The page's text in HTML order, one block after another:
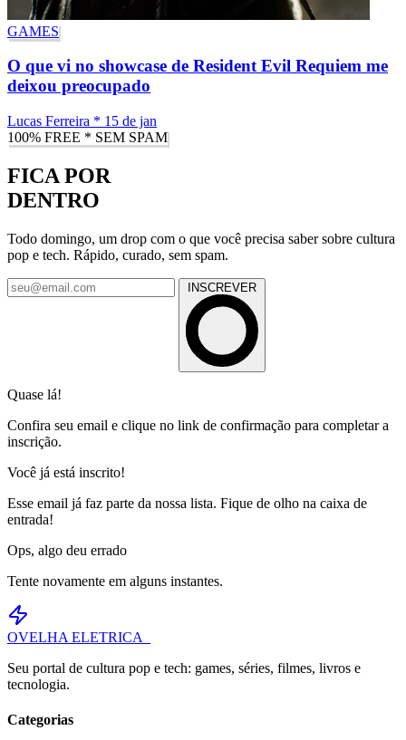
GAMES
O que vi no showcase de Resident Evil Requiem me
deixou preocupado
Lucas Ferreira * 15 de jan
100% FREE * SEM SPAM
FICA POR
DENTRO
Todo domingo, um drop com o que você precisa saber sobre cultura
pop e tech. Rápido, curado, sem spam.
INSCREVER
Quase lá!
Confira seu email e clique no link de confirmação para completar a
inscrição.
Você já está inscrito!
Esse email já faz parte da nossa lista. Fique de olho na caixa de
entrada!
Ops, algo deu errado
Tente novamente em alguns instantes.
OVELHA ELETRICA_
Seu portal de cultura pop e tech: games, séries, filmes, livros e
tecnologia.
Categorias